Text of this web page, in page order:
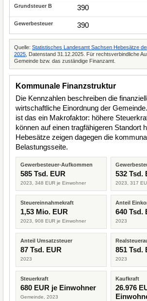
390
390
Quelle: Statistisches Landesamt Sachsen Hebesätze
2025 , Datenstand 31.12.2025. Für rechtsverbindliche
Gemeinde bzw. das zuständige Finanzamt.
Kommunale Finanzstruktur
Die Kennzahlen beschreiben die
wirtschaftliche Einordnung der
ist das ein Makrofaktor: höhere
können auf einen tragfähigeren Standort
Hebesätze zeigen dagegen die
Belastungsseite.
Gewerbesteuer-Aufkommen
585 Tsd. EUR
2023, 348 EUR je Einwohner
532 Tsd.
2023, 317
Steuereinnahmekraft
1,53 Mio. EUR
2023, 908 EUR je Einwohner
Anteil
640 Tsd.
2023
Anteil Umsatzsteuer
87 Tsd. EUR
2023
851 Tsd.
2023
Steuerkraft
680 EUR je Einwohner
Gemeinde, 2023
Kaufkraft
26.976